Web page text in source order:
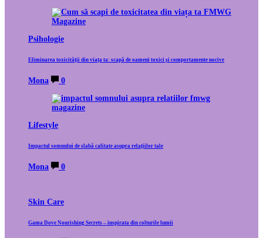
Psihologie
Eliminarea toxicității din viața ta: scapă de oameni toxici și comportamente nocive
Mona 0
Lifestyle
Impactul somnului de slabă calitate asupra relațiilor tale
Mona 0
Skin Care
Gama Dove Nourishing Secrets – inspirata din colturile lumii